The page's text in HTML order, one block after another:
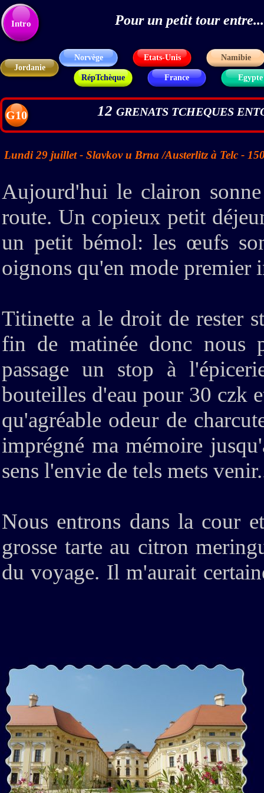
G10
Lundi 29 juillet - Slavkov u Brna /Austerlitz à Telc -
Aujourd'hui le clairon
route. Un copieux petit
un petit bémol: les œufs
oignons qu'en mode premier
Titinette a le droit de rester
fin de matinée donc nous
passage un stop à
bouteilles d'eau pour 30 czk
qu'agréable odeur de
imprégné ma mémoire
sens l'envie de tels mets
Nous entrons dans la cour
grosse tarte au citron
du voyage. Il m'aurait
Bien sûr, impossible de
malheureusement ! A 10
chaussons de gros patins
La visite se fera en mode
12 GRENATS TCHEQUES
Intro
Texte
RépTchèque France
Jordanie
Etats-Unis
Norvège
Egypte
Namibie
Pour un petit tour